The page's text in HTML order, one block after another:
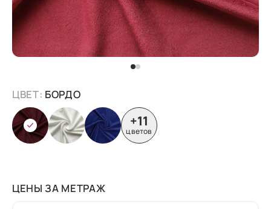
ЦВЕТ: БОРДО
+11
цветов
ЦЕНЫ ЗА МЕТРАЖ